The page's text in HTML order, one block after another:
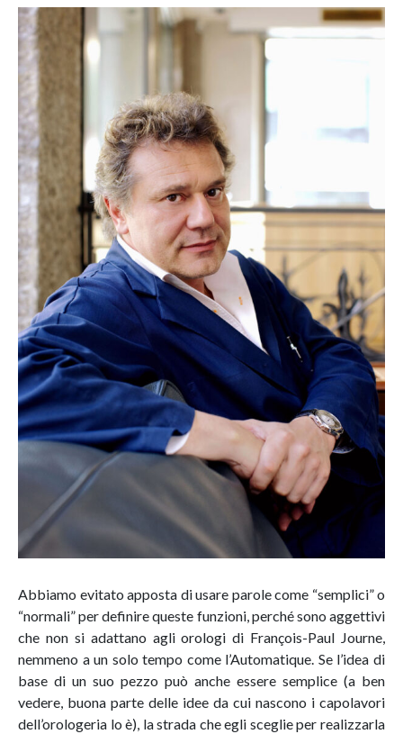
Abbiamo evitato apposta di usare parole come “semplici” o
“normali” per definire queste funzioni, perché sono aggettivi
che non si adattano agli orologi di François-Paul Journe,
nemmeno a un solo tempo come l’Automatique. Se l’idea di
base di un suo pezzo può anche essere semplice (a ben
vedere, buona parte delle idee da cui nascono i capolavori
dell’orologeria lo è), la strada che egli sceglie per realizzarla